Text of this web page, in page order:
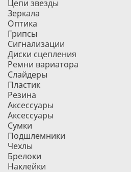
Цепи звезды
Зеркала
Оптика
Грипсы
Сигнализации
Диски сцепления
Ремни вариатора
Слайдеры
Пластик
Резина
Аксессуары
Аксессуары
Сумки
Подшлемники
Чехлы
Брелоки
Наклейки